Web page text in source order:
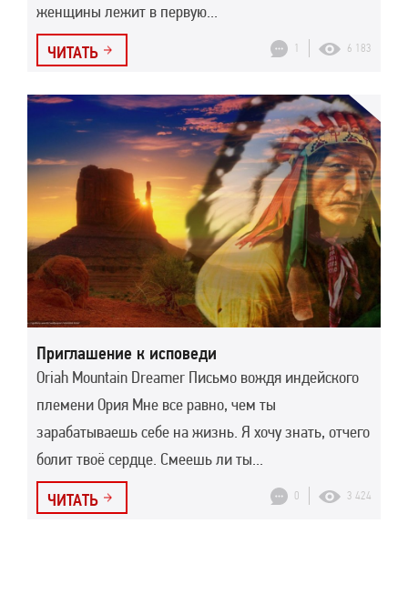
женщины лежит в первую...
ЧИТАТЬ 1 6 183
Приглашение к исповеди
Oriah Mountain Dreamer Письмо вождя индейского
племени Ория Мне все равно, чем ты
зарабатываешь себе на жизнь. Я хочу знать, отчего
болит твоё сердце. Смеешь ли ты...
ЧИТАТЬ 0 3 424